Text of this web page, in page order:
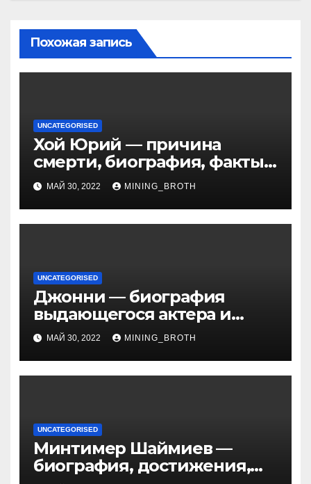
Похожая запись
UNCATEGORISED
Хой Юрий — причина
смерти, биография, факты
из жизни Википедия
МАЙ 30, 2022 MINING_BROTH
UNCATEGORISED
Джонни — биография
выдающегося актера и
талантливого певца, чья
артистичность захватывает
миллионы сердец
МАЙ 30, 2022 MINING_BROTH
UNCATEGORISED
Минтимер Шаймиев —
биография, достижения,